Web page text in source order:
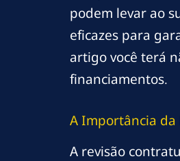
podem levar ao
eficazes para
artigo você terá
financiamentos.
A Importância da
A revisão